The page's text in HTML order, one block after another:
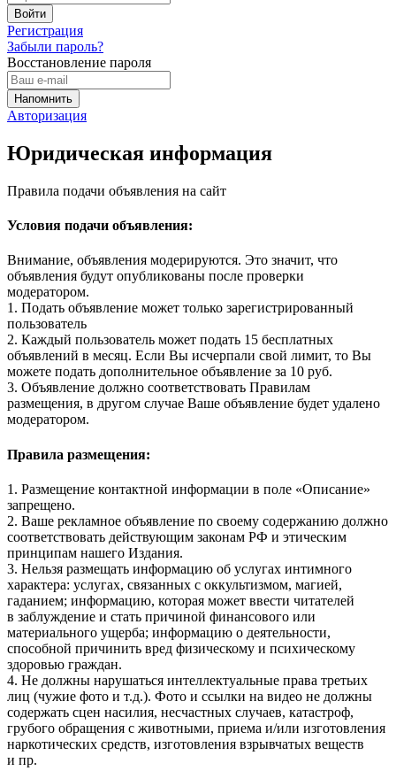
Регистрация
Забыли пароль?
Восстановление пароля
Авторизация
Юридическая информация
Правила подачи объявления на сайт
Условия подачи объявления:
Внимание, объявления модерируются. Это значит, что
объявления будут опубликованы после проверки
модератором.
1. Подать объявление может только зарегистрированный
пользователь
2. Каждый пользователь может подать 15 бесплатных
объявлений в месяц. Если Вы исчерпали свой лимит, то Вы
можете подать дополнительное объявление за 10 руб.
3. Объявление должно соответствовать Правилам
размещения, в другом случае Ваше объявление будет удалено
модератором.
Правила размещения:
1. Размещение контактной информации в поле «Описание»
запрещено.
2. Ваше рекламное объявление по своему содержанию должно
соответствовать действующим законам РФ и этическим
принципам нашего Издания.
3. Нельзя размещать информацию об услугах интимного
характера: услугах, связанных с оккультизмом, магией,
гаданием; информацию, которая может ввести читателей
в заблуждение и стать причиной финансового или
материального ущерба; информацию о деятельности,
способной причинить вред физическому и психическому
здоровью граждан.
4. Не должны нарушаться интеллектуальные права третьих
лиц (чужие фото и т.д.). Фото и ссылки на видео не должны
содержать сцен насилия, несчастных случаев, катастроф,
грубого обращения с животными, приема и/или изготовления
наркотических средств, изготовления взрывчатых веществ
и пр.